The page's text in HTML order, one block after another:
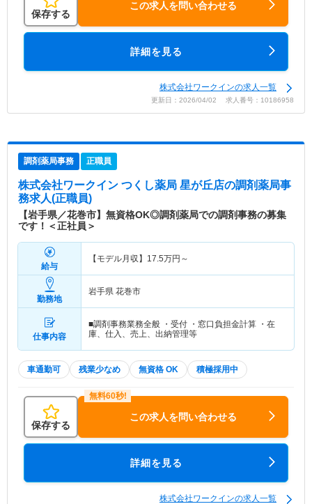
保存する
この求人を問い合わせる
詳細を見る
株式会社ワークインの求人一覧
更新日：2026/04/02 求人番号：10186958
調剤薬局事務 正職員
株式会社ワークイン つくし薬局 星が丘店の調剤薬局事
務求人(正職員)
【岩手県／花巻市】無資格OK◎調剤薬局での調剤事務の募集
です！＜正社員＞
給与
【モデル月収】 17.5万円～
勤務地
岩手県 花巻市
仕事内容
■調剤事務業務全般 ・受付 ・窓口負担金計算 ・在
庫、仕入、売上、出納管理等
車通勤可 残業少なめ 無資格 OK 積極採用中
保存する
この求人を問い合わせる
詳細を見る
株式会社ワークインの求人一覧